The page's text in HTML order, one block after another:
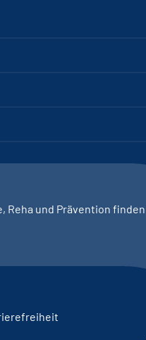
Reha und Prävention finden